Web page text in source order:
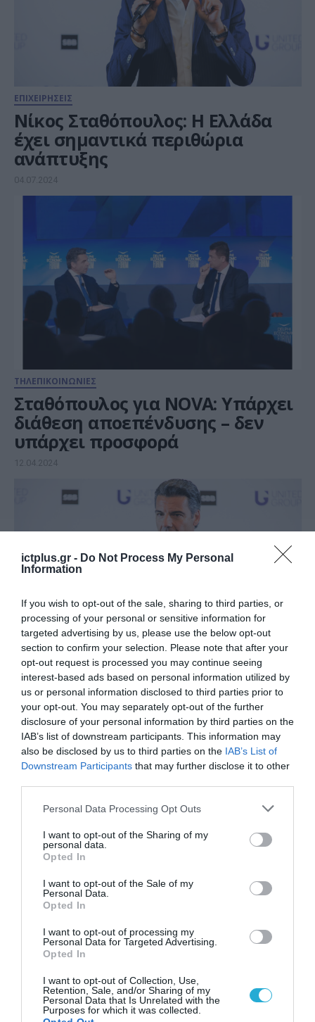
ictplus.gr - Do Not Process My Personal
Information
If you wish to opt-out of the sale, sharing to third parties, or
processing of your personal or sensitive information for
targeted advertising by us, please use the below opt-out
section to confirm your selection. Please note that after your
opt-out request is processed you may continue seeing
interest-based ads based on personal information utilized by
us or personal information disclosed to third parties prior to
your opt-out. You may separately opt-out of the further
disclosure of your personal information by third parties on the
IAB’s list of downstream participants. This information may
also be disclosed by us to third parties on the IAB’s List of
Downstream Participants that may further disclose it to other
Please note that this website/app uses one or more Google
not limited to your visit or usage behaviour. You may click to
grant or deny consent to Google and its third-party tags to
use your data for below specified purposes in below Google
consent section.
Personal Data Processing Opt Outs
I want to opt-out of the Sharing of my
personal data.
Opted In
I want to opt-out of the Sale of my
Personal Data.
Opted In
I want to opt-out of processing my
Personal Data for Targeted Advertising.
Opted In
I want to opt-out of Collection, Use,
Retention, Sale, and/or Sharing of my
Personal Data that Is Unrelated with the
Purposes for which it was collected.
ΕΠΙΧΕΙΡΗΣΕΙΣ
Νίκος Σταθόπουλος: Η Ελλάδα
έχει σημαντικά περιθώρια
ανάπτυξης
04.07.2024
ΤΗΛΕΠΙΚΟΙΝΩΝΙΕΣ
Σταθόπουλος για NOVA: Υπάρχει
διάθεση αποεπένδυσης – δεν
υπάρχει προσφορά
12.04.2024
ΤΗΛΕΠΙΚΟΙΝΩΝΙΕΣ
Τα παρασκήνια της
(αναμενόμενης)
«αποεπένδυσης;» Σταθόπουλου
στη Nova
01.02.2024
ΟΙΚΟΝΟΜΙΑ
αποτελεί βιώσιμο επενδυτικό
προορισμό